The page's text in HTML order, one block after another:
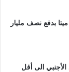
بدفع نصف مليار
الأجنبي الى أقل